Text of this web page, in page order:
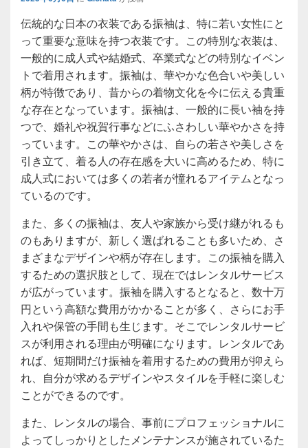
伝統的な日本の衣装である振袖は、特に若い女性にと
って重要な意味を持つ衣装です。 この特別な衣装は、
一般的に成人式や結婚式、卒業式などの特別なイベン
トで着用されます。振袖は、華やかな色合いや美しい
柄が特徴であり、昔からの着物文化を今に伝える貴重
な存在となっています。振袖は、一般的に長い袖を持
つで、婚礼や祝賀行事などにふさわしい華やかさを持
っています。この華やかさは、自らの若さや美しさを
引き立て、着る人の存在感を大いに高めるため、特に
成人式においては多くの若者が憧れるアイテムとなっ
ているのです。
また、多くの振袖は、友人や家族から受け継がれるも
のもありますが、新しく選ばれることも多いため、さ
まざまなデザインや柄が存在します。この振袖を購入
するための選択肢として、現在ではレンタルサービス
が広がっています。振袖を購入するとなると、数十万
円という高額な費用がかかることが多く、さらにお手
入れや保管の手間も生じます。そこでレンタルサービ
スが利用される理由が明確になります。レンタルであ
れば、短期間だけ振袖を着用するための費用が抑えら
れ、自分が求めるデザインやスタイルを手軽に楽しむ
ことができるのです。
また、レンタルの場合、事前にプロフェッショナルに
よってしっかりとしたメンテナンスが施されているた